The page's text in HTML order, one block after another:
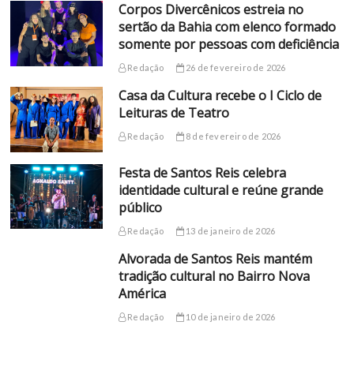
Corpos Divercênicos estreia no
sertão da Bahia com elenco formado
somente por pessoas com deficiência
Redação 26 de fevereiro de 2026
Casa da Cultura recebe o I Ciclo de
Leituras de Teatro
Redação 8 de fevereiro de 2026
Festa de Santos Reis celebra
identidade cultural e reúne grande
público
Redação 13 de janeiro de 2026
Alvorada de Santos Reis mantém
tradição cultural no Bairro Nova
América
Redação 10 de janeiro de 2026